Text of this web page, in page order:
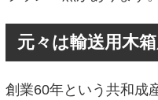
元々は輸送用木
創業60年という共和成